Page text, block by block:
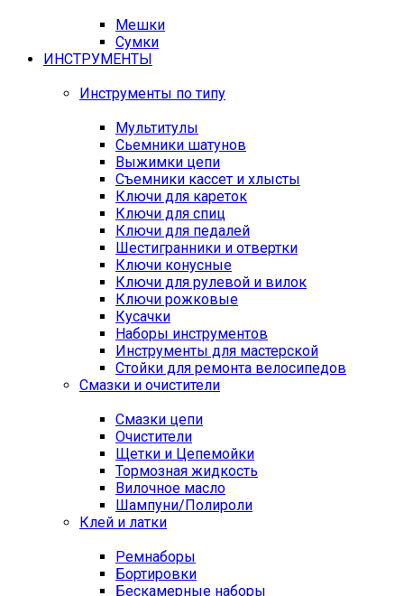
Мешки
Сумки
ИНСТРУМЕНТЫ
Инструменты по типу
Мультитулы
Сьемники шатунов
Выжимки цепи
Съемники кассет и хлысты
Ключи для кареток
Ключи для спиц
Ключи для педалей
Шестигранники и отвертки
Ключи конусные
Ключи для рулевой и вилок
Ключи рожковые
Кусачки
Наборы инструментов
Инструменты для мастерской
Стойки для ремонта велосипедов
Смазки и очистители
Смазки цепи
Очистители
Щетки и Цепемойки
Тормозная жидкость
Вилочное масло
Шампуни/Полироли
Клей и латки
Ремнаборы
Бортировки
Бескамерные наборы